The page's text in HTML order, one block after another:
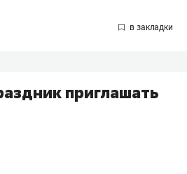
приглашать